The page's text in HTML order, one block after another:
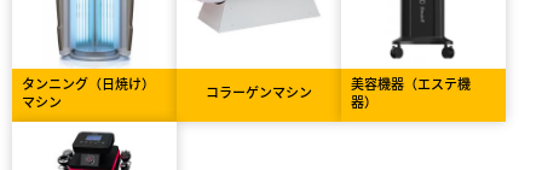
タンニング（日焼け）
マシン
コラーゲンマシン
美容機器（エステ機
器）